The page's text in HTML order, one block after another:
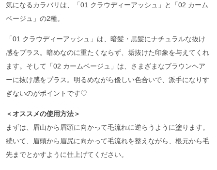
気になるカラバリは、「01 クラウディーアッシュ」と「02 カーム
ベージュ」の2種。
「01 クラウディーアッシュ」は、暗髪・黒髪にナチュラルな抜け
感をプラス。暗めなのに重たくならず、垢抜けた印象を与えてくれ
ます。そして「02 カームベージュ」は、さまざまなブラウンヘア
ーに抜け感をプラス。明るめながら優しい色合いで、派手になりす
ぎないのがポイントです♡
＜オススメの使用方法＞
まずは、眉山から眉頭に向かって毛流れに逆らうように塗ります。
続いて、眉頭から眉尻に向かって毛流れを整えながら、根元から毛
先までとかすように仕上げてください。